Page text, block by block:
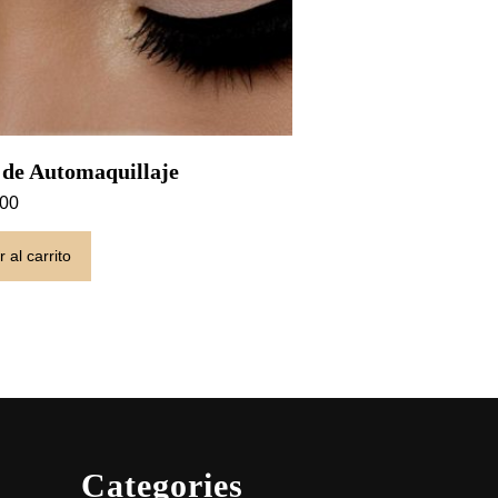
Automaquillaje
al carrito
Categories